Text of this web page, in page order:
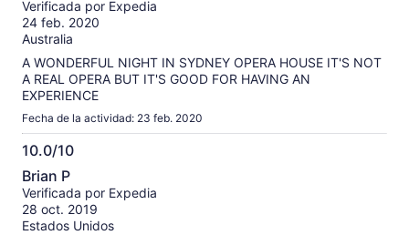
las
opiniones
verificadas
10
Verificada por Expedia
24 feb. 2020
Australia
A WONDERFUL NIGHT IN SYDNEY OPERA HOUSE IT'S NOT
A REAL OPERA BUT IT'S GOOD FOR HAVING AN
EXPERIENCE
Fecha de la actividad: 23 feb. 2020
10.0/10
10.0
de
10
Brian P
Verificada por Expedia
28 oct. 2019
Estados Unidos